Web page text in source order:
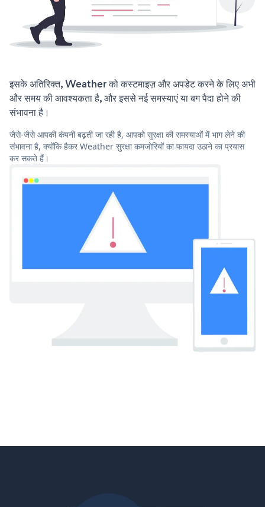
इसके अतिरिक्त, Weather को कस्टमाइज़ और अपडेट करने के लिए अभी
और समय की आवश्यकता है, और इससे नई समस्याएं या बग पैदा होने की
संभावना है।
जैसे-जैसे आपकी कंपनी बढ़ती जा रही है, आपको सुरक्षा की समस्याओं में भाग लेने की
संभावना है, क्योंकि हैकर Weather सुरक्षा कमजोरियों का फायदा उठाने का प्रयास
कर सकते हैं।